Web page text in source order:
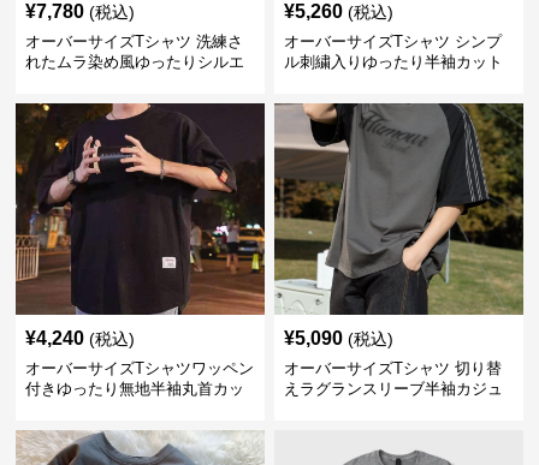
¥7,780 (税込)
オーバーサイズTシャツ 洗練さ
れたムラ染め風ゆったりシルエ
¥5,260 (税込)
オーバーサイズTシャツ シンプ
ル刺繍入りゆったり半袖カット
¥4,240 (税込)
オーバーサイズTシャツワッペン
付きゆったり無地半袖丸首カッ
¥5,090 (税込)
オーバーサイズTシャツ 切り替
えラグランスリーブ半袖カジュ